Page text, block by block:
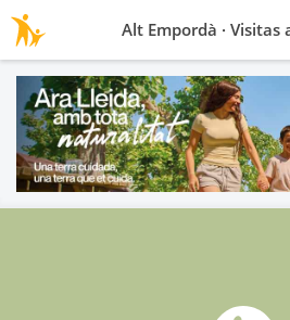
Alt Empordà · Visitas